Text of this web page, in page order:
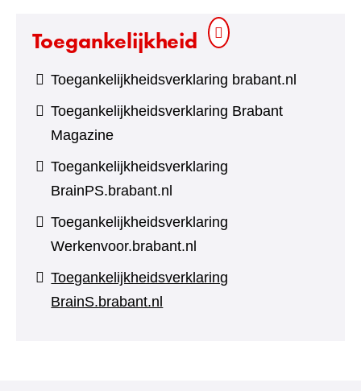
Toegankelijkheid
Toegankelijkheidsverklaring brabant.nl
Toegankelijkheidsverklaring Brabant
Magazine
Toegankelijkheidsverklaring
BrainPS.brabant.nl
Toegankelijkheidsverklaring
Werkenvoor.brabant.nl
Toegankelijkheidsverklaring
BrainS.brabant.nl